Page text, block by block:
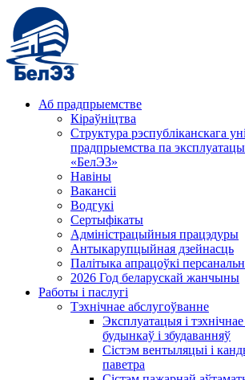
Аб прадпрыемстве
Кіраўніцтва
Структура рэспубліканскага
прадпрыемства па
«БелЭЗ»
Навіны
Вакансіі
Водгукі
Сертыфікаты
Адміністрацыйныя працэдуры
Антыкарупцыйная дзейнасць
Палітыка апрацоўкі
2026 Год беларускай жанчыны
Работы і паслугі
Тэхнічнае абслугоўванне
Эксплуатацыя і
будынкаў і збудаванняў
Сістэм вентыляцыі і
паветра